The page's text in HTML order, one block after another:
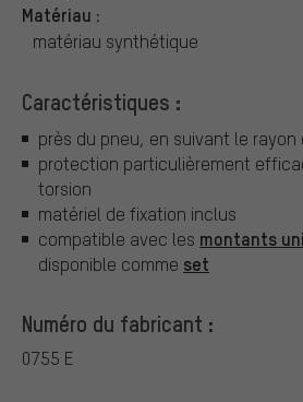
Matériau :
matériau synthétique
Caractéristiques :
près du pneu, en suivant le rayon
protection particulièrement
torsion
matériel de fixation inclus
compatible avec les montants
disponible comme set
Numéro du fabricant :
0755 E